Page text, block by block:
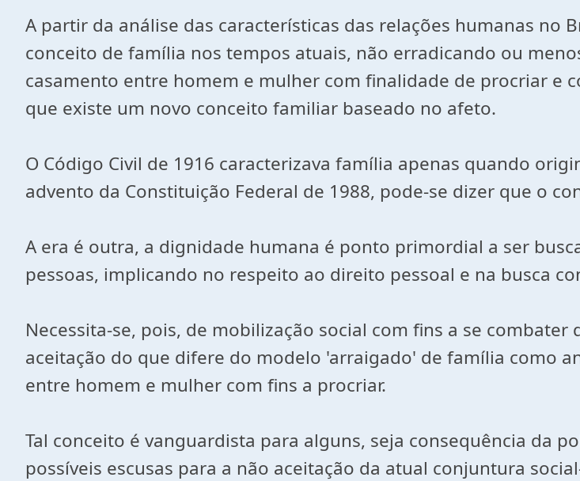
A partir da análise das características das relações humanas no
conceito de família nos tempos atuais, não erradicando ou
casamento entre homem e mulher com finalidade de procriar e
que existe um novo conceito familiar baseado no afeto.
O Código Civil de 1916 caracterizava família apenas quando
advento da Constituição Federal de 1988, pode-se dizer que o
A era é outra, a dignidade humana é ponto primordial a ser
pessoas, implicando no respeito ao direito pessoal e na busca
Necessita-se, pois, de mobilização social com fins a se
aceitação do que difere do modelo 'arraigado' de família como
entre homem e mulher com fins a procriar.
Tal conceito é vanguardista para alguns, seja consequência da
possíveis escusas para a não aceitação da atual conjuntura